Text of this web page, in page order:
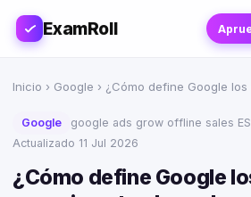
ExamRoll
Inicio › Google › ¿Cómo define Google
Google google ads grow offline sales
Actualizado 11 Jul 2026
¿Cómo define Google